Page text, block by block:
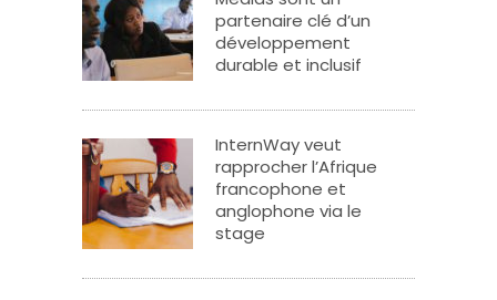
partenaire clé d’un
développement
durable et inclusif
InternWay veut
rapprocher l’Afrique
francophone et
anglophone via le
stage